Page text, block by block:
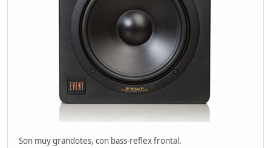
Son muy grandotes, con bass-reflex frontal.